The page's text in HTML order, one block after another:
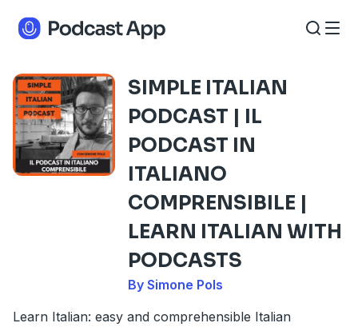
SIMPLE ITALIAN
PODCAST | IL
PODCAST IN
ITALIANO
COMPRENSIBILE |
LEARN ITALIAN WITH
PODCASTS
By Simone Pols
Learn Italian: easy and comprehensible Italian